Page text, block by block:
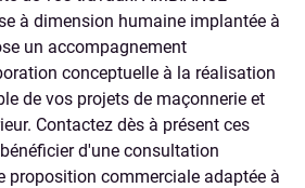
à dimension humaine implantée à
un accompagnement
conceptuelle à la réalisation
de vos projets de maçonnerie et
Contactez dès à présent ces
d'une consultation
proposition commerciale adaptée à